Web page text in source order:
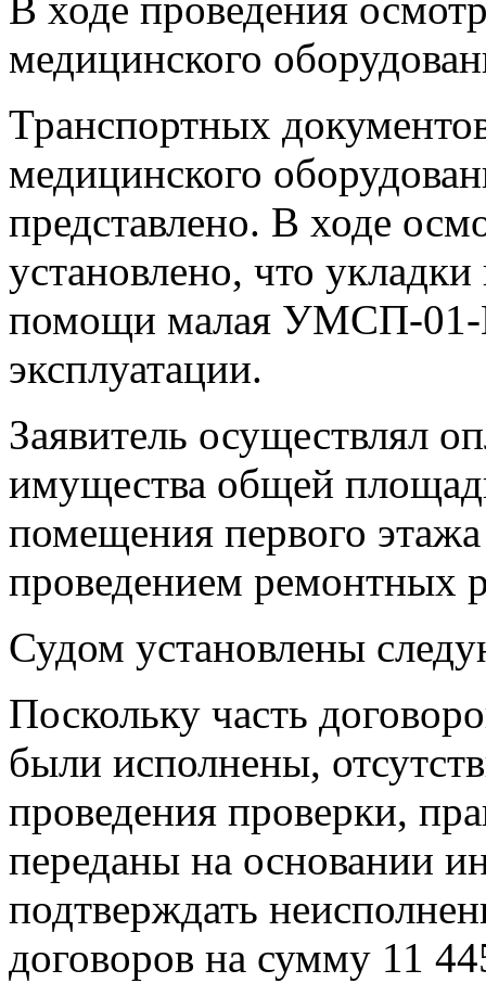
В ходе проведения
медицинского
Транспортных
медицинского
представлено. В ходе
установлено, что
помощи малая УМСП-01-
эксплуатации.
Заявитель осуществлял
имущества общей
помещения первого этажа
проведением ремонтных
Судом установлены
Поскольку часть
были исполнены,
проведения проверки,
переданы на основании
подтверждать
договоров на сумму 11